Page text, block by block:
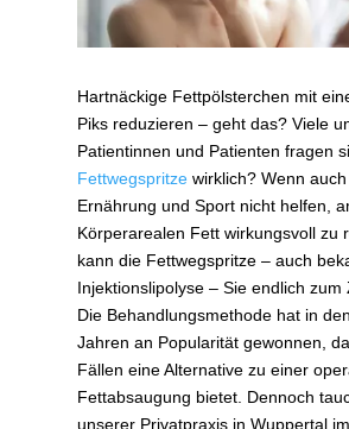
Hartnäckige Fettpölsterchen mit
Piks reduzieren – geht das? Viele
Patientinnen und Patienten fragen
Fettwegspritzewirklich? Wenn auch
Ernährung und Sport nicht helfen,
Körperarealen Fett wirkungsvoll zu
kann die Fettwegspritze – auch
Injektionslipolyse – Sie endlich zum
Die Behandlungsmethode hat in
Jahren an Popularität gewonnen,
Fällen eine Alternative zu einer
Fettabsaugung bietet. Dennoch
unserer Privatpraxis in Wuppertal